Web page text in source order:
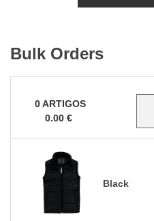
Bulk Orders
0ARTIGOS
0.00 €
Black